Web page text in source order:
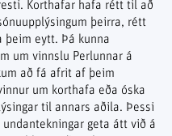
Korthafar hafa rétt til að
þeirra, rétt
þeim eytt. Þá kunna
um vinnslu Perlunnar á
að fá afrit af þeim
um korthafa eða óska
til annars aðila. Þessi
geta átt við á